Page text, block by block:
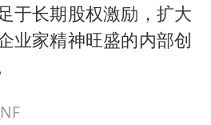
于长期股权激励，扩大
业家精神旺盛的内部创